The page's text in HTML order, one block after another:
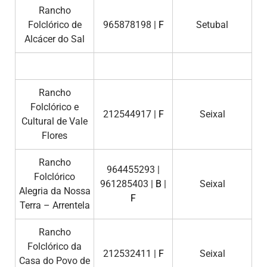
Rancho
Folclórico de
Alcácer do Sal
965878198 | F Setubal
Rancho
Folclórico e
Cultural de Vale
Flores
212544917 | F Seixal
Rancho
Folclórico
Alegria da Nossa
Terra – Arrentela
964455293 |
961285403 | B |
F
Seixal
Rancho
Folclórico da
Casa do Povo de
212532411 | F Seixal